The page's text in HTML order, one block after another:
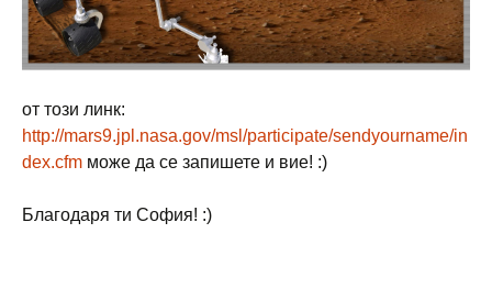
от този линк:
http://mars9.jpl.nasa.gov/msl/participate/sendyourname/in
dex.cfm може да се запишете и вие! :)
Благодаря ти София! :)